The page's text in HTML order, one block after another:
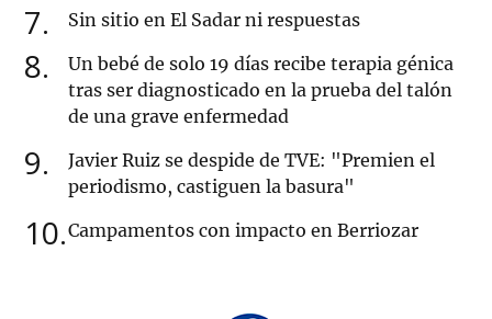
7 Sin sitio en El Sadar ni respuestas
8
Un bebé de solo 19 días recibe terapia génica
tras ser diagnosticado en la prueba del talón
de una grave enfermedad
9
Javier Ruiz se despide de TVE: "Premien el
periodismo, castiguen la basura"
10 Campamentos con impacto en Berriozar